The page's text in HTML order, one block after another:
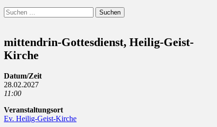
Suchen
Suchen
nach:
mittendrin-Gottesdienst, Heilig-Geist-
Kirche
Datum/Zeit
28.02.2027
11:00
Veranstaltungsort
Ev. Heilig-Geist-Kirche